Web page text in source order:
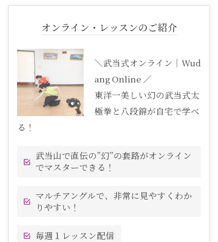
オンライン・レッスンのご紹介
＼武当式オンライン｜Wud
ang Online ／
東洋一美しい幻の武当式太
極拳と八段錦が自宅で学べ
る！
武当山で直伝の”幻”の套路がオンライン
でマスターできる！
マルチアングルで、非常に見やすくわか
りやすい！
毎週１レッスン配信